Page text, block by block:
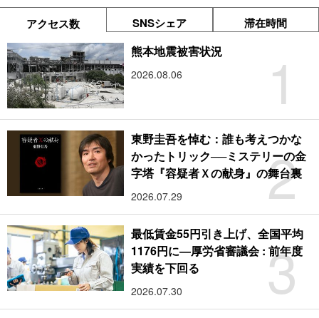
アクセス数 SNSシェア 滞在時間
1
熊本地震被害状況
2026.08.06
2
東野圭吾を悼む：誰も考えつかな
かったトリック──ミステリーの金
字塔『容疑者Ｘの献身』の舞台裏
2026.07.29
3
最低賃金55円引き上げ、全国平均
1176円に―厚労省審議会 : 前年度
実績を下回る
2026.07.30